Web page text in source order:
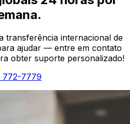
transferência internacional de
ajudar — entre em contato
obter suporte personalizado!
772-7779